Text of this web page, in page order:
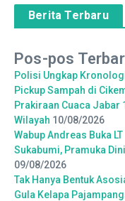
Berita Terbaru
Pos-pos
Polisi Ungkap
Pickup Sampah di
Prakiraan Cuaca Jabar
Wilayah 10/08/2026
Wabup Andreas Buka
Sukabumi, Pramuka
09/08/2026
Tak Hanya Bentuk
Gula Kelapa